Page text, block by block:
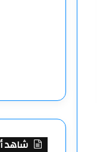
شاهد